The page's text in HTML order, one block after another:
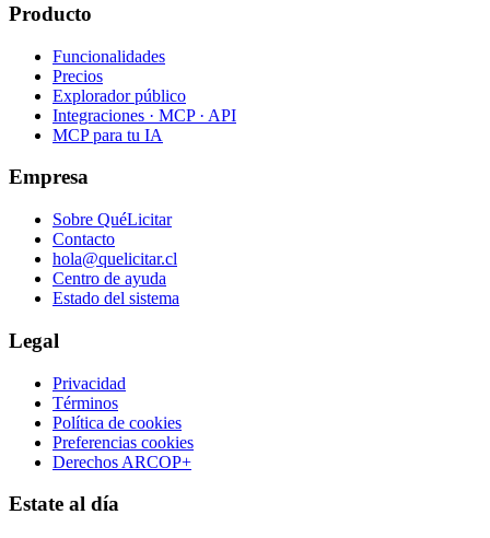
Producto
Funcionalidades
Precios
Explorador público
Integraciones · MCP · API
MCP para tu IA
Empresa
Sobre QuéLicitar
Contacto
hola@quelicitar.cl
Centro de ayuda
Estado del sistema
Legal
Privacidad
Términos
Política de cookies
Preferencias cookies
Derechos ARCOP+
Estate al día